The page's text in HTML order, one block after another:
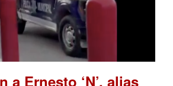
a Ernesto ‘N’, alias